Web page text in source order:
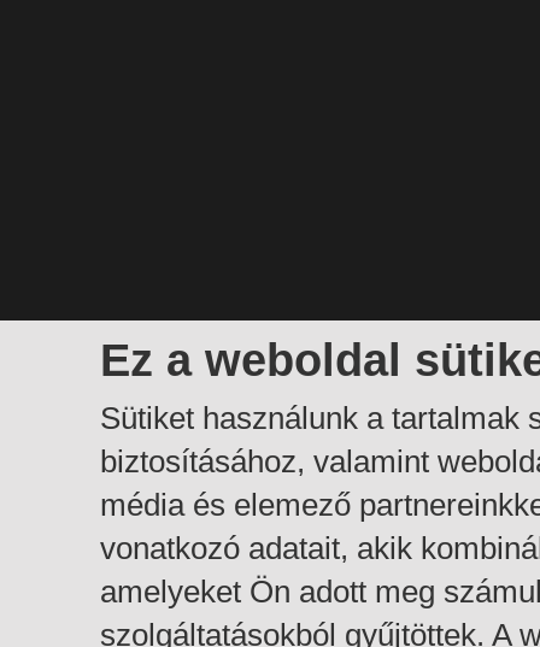
Ez a weboldal
Sütiket használunk a tartalmak
biztosításához, valamint
média és elemező
vonatkozó adatait, akik
amelyeket Ön adott meg
szolgáltatásokból gyűjtöttek. A